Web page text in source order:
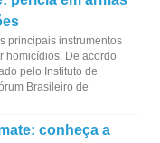
principais instrumentos
homicídios. De acordo
pelo Instituto de
Brasileiro de
conheça a